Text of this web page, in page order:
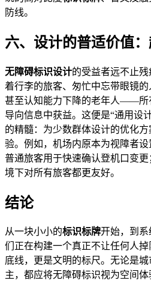
防线。
六、设计的普适价值
无障碍标识设计的受益者远不止
着行李的旅客、匆忙中忘带眼镜的
甚至认知能力下降的老年人——所
导向信息中获益。这便是“通用设
的精髓：为少数群体设计的优化
验。例如，机场内原本为视障者
普通旅客用于快速确认登机口变
境下对所有旅客都更友好。
结论
从一块小小的标识标牌开始，到系
们正在构建一个真正不让任何人
底线，更是文明的标尺。无论是
主，都应将无障碍标识视为空间